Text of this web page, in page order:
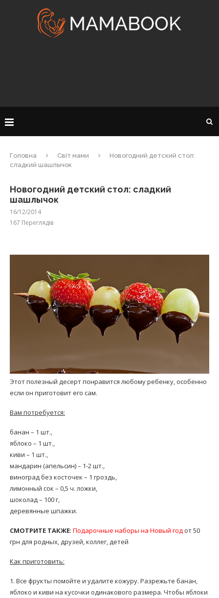
Головна Світ мами
Новогодний детский стол:
сладкий шашлычок
Новогодний детский стол: сладкий
шашлычок
16/12/2014
167 Переглядів
Этот полезный десерт понравится любому ребенку, особенно
если он приготовит его сам.
Вам потребуется:
банан – 1 шт.,
яблоко – 1 шт.,
киви – 1 шт.,
мандарин (апельсин) – 1-2 шт.,
виноград без косточек – 1 гроздь,
лимонный сок – 0,5 ч. ложки,
шоколад – 100 г,
деревянные шпажки.
СМОТРИТЕ ТАКЖЕ: Подарочные наборы на Новый год от 50
грн для родных, друзей, коллег, детей
Как приготовить:
1. Все фрукты помойте и удалите кожуру. Разрежьте банан,
яблоко и киви на кусочки одинакового размера. Чтобы яблоки